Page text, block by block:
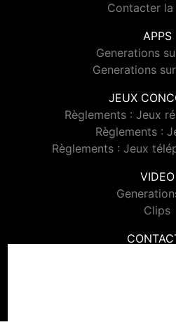
Contacter la
APPS
Generations
Generations
JEUX
Règlements : Jeux
Règlements :
Règlements : Jeux
VIDEO
Clips